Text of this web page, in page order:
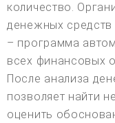
количество.
денежных средств
– программа
всех финансовых
После анализа
позволяет найти
оценить